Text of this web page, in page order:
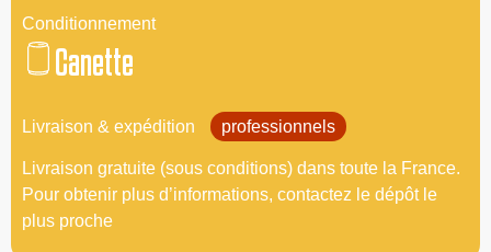
Conditionnement
Canette
Livraison & expédition professionnels
Livraison gratuite (sous conditions) dans toute la France.
Pour obtenir plus d’informations, contactez le dépôt le
plus proche